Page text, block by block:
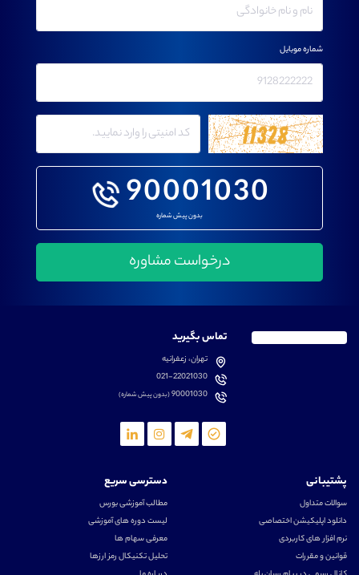
90001030
بدون پیش شماره
شماره موبایل
تماس بگیرید
تهران، زعفرانیه
021-22021030
90001030(بدون پیش شماره)
پشتیبانی
سوالات متداول
دانلود اپلیکیشن اختصاصی
نرم افزار های کاربردی
قوانین و مقررات
دسترسی سریع
مطالب آموزشی بورس
لیست دوره های آموزشی
معرفی سهام ها
تحلیل تکنیکال رمز ارزها